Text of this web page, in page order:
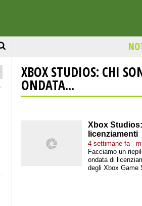
XBOX STUDIOS: CHI
ONDATA...
Xbox
licenziamenti
4 settimane fa -
Facciamo un
ondata di
degli Xbox Game